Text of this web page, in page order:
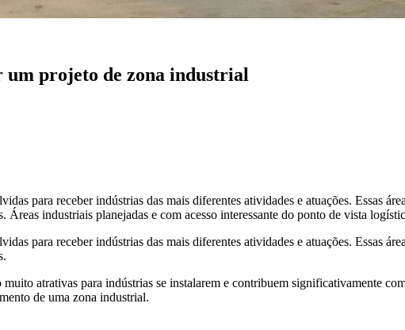
um projeto de zona industrial
para receber indústrias das mais diferentes atividades e atuações. Essas
Áreas industriais planejadas e com acesso interessante do ponto de vista
para receber indústrias das mais diferentes atividades e atuações. Essas
atrativas para indústrias se instalarem e contribuem significativamente
de uma zona industrial.